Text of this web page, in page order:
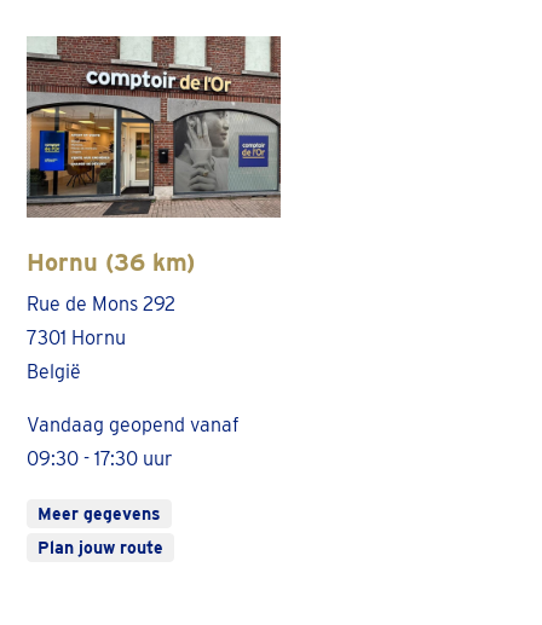
Hornu (36 km)
Rue de Mons 292
7301 Hornu
België
Vandaag geopend vanaf
09:30 - 17:30 uur
Meer gegevens
Plan jouw route